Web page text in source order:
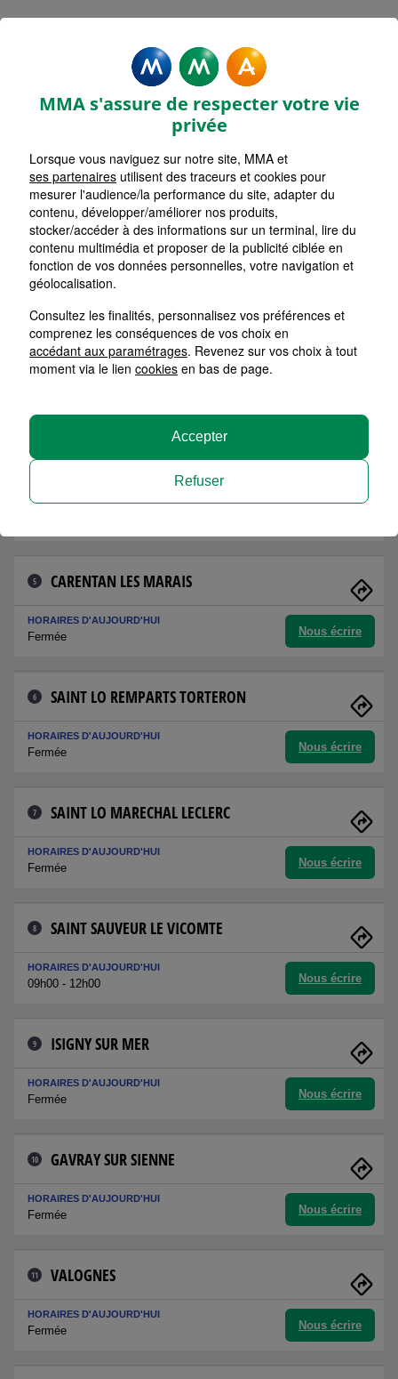
Rechercher une agence par code postal ou ville
Commencez à taper pour voir les suggestions de
Aucune suggestion disponible
LISTE AGENCES
HORAIRES D'AUJOURD'HUI
Fermée
2 CREANCES
HORAIRES D'AUJOURD'HUI
08h30 - 12h00 / 14h00 - 16h00
3 COUTANCES
LA HAYE
HORAIRES D'AUJOURD'HUI
5 CARENTAN LES MARAIS
HORAIRES D'AUJOURD'HUI
Fermée Nous écrire
6 SAINT LO REMPARTS TORTERON
HORAIRES D'AUJOURD'HUI
Fermée Nous écrire
7 SAINT LO MARECHAL LECLERC
HORAIRES D'AUJOURD'HUI
Fermée Nous écrire
8 SAINT SAUVEUR LE VICOMTE
HORAIRES D'AUJOURD'HUI
09h00 - 12h00 Nous écrire
9 ISIGNY SUR MER
HORAIRES D'AUJOURD'HUI
Fermée Nous écrire
10 GAVRAY SUR SIENNE
HORAIRES D'AUJOURD'HUI
Fermée Nous écrire
11 VALOGNES
HORAIRES D'AUJOURD'HUI
Fermée Nous écrire
MMA s'assure de respecter votre vie
privée
Lorsque vous naviguez sur notre site, MMA et
ses partenaires utilisent des traceurs et cookies pour
mesurer l'audience/la performance du site, adapter du
contenu, développer/améliorer nos produits,
stocker/accéder à des informations sur un terminal, lire du
contenu multimédia et proposer de la publicité ciblée en
fonction de vos données personnelles, votre navigation et
géolocalisation.
Consultez les finalités, personnalisez vos préférences et
comprenez les conséquences de vos choix en
accédant aux paramétrages. Revenez sur vos choix à tout
moment via le lien cookies en bas de page.
Refuser
Accepter